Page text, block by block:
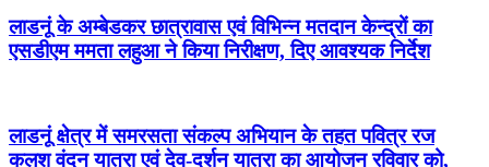
लाडनूं के अम्बेडकर छात्रावास एवं विभिन्न मतदान केन्द्रों का
एसडीएम ममता लहुआ ने किया निरीक्षण, दिए आवश्यक निर्देश
लाडनूं क्षेत्र में समरसता संकल्प अभियान के तहत पवित्र रज
कलश वंदन यात्रा एवं देव-दर्शन यात्रा का आयोजन रविवार को,